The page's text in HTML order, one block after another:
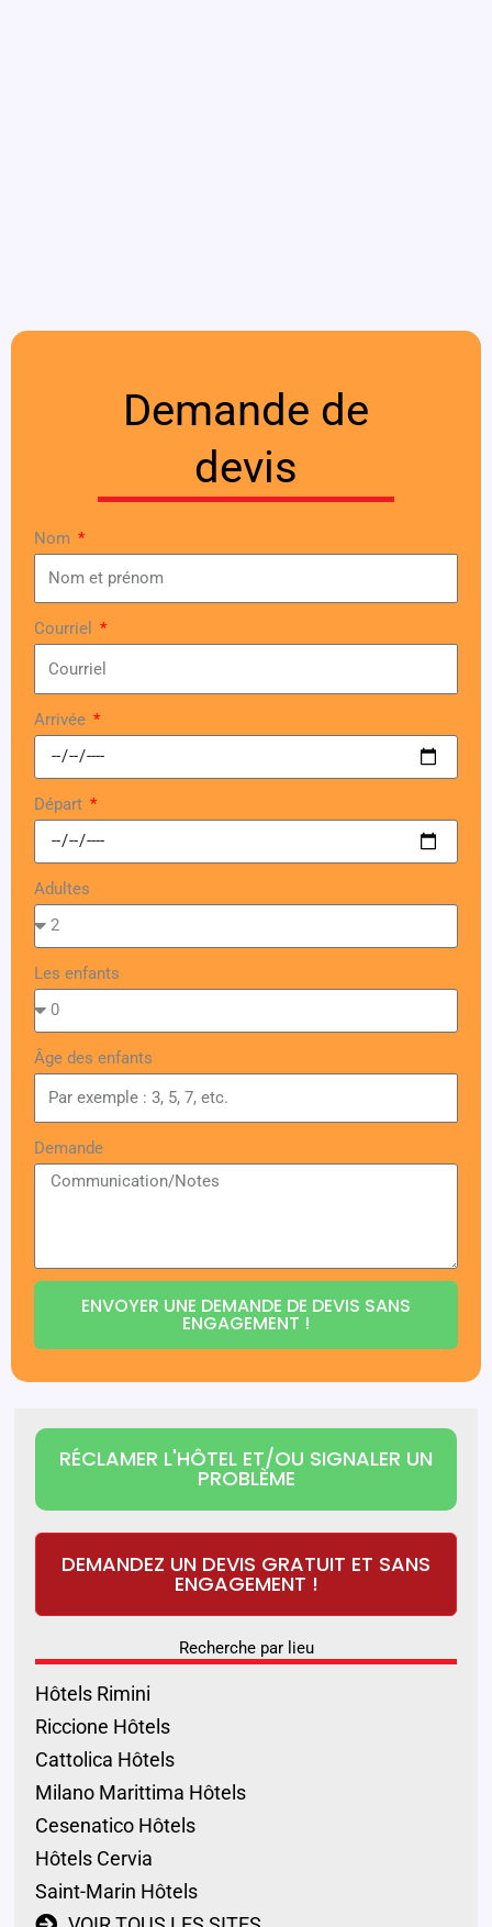
Demande de
devis
Nom
Courriel
Arrivée
Départ
Adultes
Les enfants
Âge des enfants
Demande
ENVOYER UNE DEMANDE DE DEVIS SANS
ENGAGEMENT !
RÉCLAMER L'HÔTEL ET/OU SIGNALER UN
PROBLÈME
DEMANDEZ UN DEVIS GRATUIT ET SANS
ENGAGEMENT !
Recherche par lieu
Hôtels Rimini
Riccione Hôtels
Cattolica Hôtels
Milano Marittima Hôtels
Cesenatico Hôtels
Hôtels Cervia
Saint-Marin Hôtels